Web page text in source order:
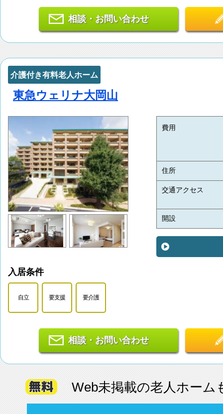
相談・お問い合わせ
介護付き有料老人ホーム
東急ウェリナ大岡山
費用
住所
交通アクセス
開設
入居条件
自立 要支援 要介護
相談・お問い合わせ
Web未掲載の老人ホーム